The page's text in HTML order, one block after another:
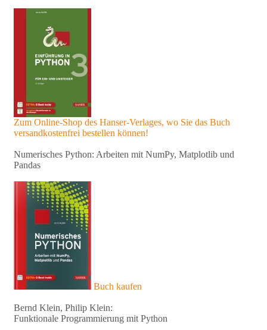
Zum Online-Shop des Hanser-Verlages, wo Sie das Buch
versandkostenfrei bestellen können!
Numerisches Python: Arbeiten mit NumPy, Matplotlib und
Pandas
Buch kaufen
Bernd Klein, Philip Klein:
Funktionale Programmierung mit Python